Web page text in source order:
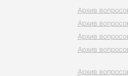
Архив
Архив
Архив
Архив
Архив